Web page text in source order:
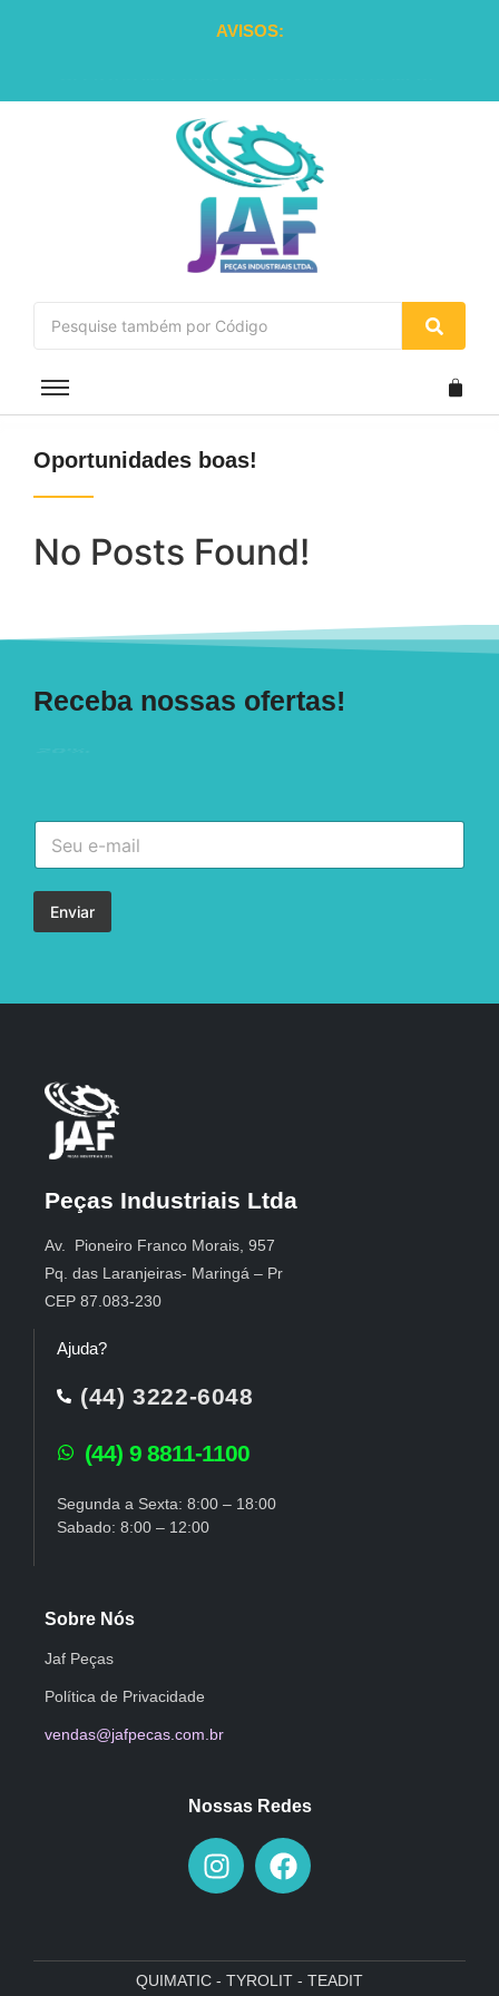
AVISOS:
Oportunidades boas!
No Posts Found!
Receba nossas ofertas!
Enviar
Peças Industriais Ltda
Av. Pioneiro Franco Morais, 957
Pq. das Laranjeiras- Maringá – Pr
CEP 87.083-230
Ajuda?
(44) 3222-6048
(44) 9 8811-1100
Segunda a Sexta: 8:00 – 18:00
Sabado: 8:00 – 12:00
Sobre Nós
Jaf Peças
Política de Privacidade
vendas@jafpecas.com.br
Nossas Redes
QUIMATIC - TYROLIT - TEADIT